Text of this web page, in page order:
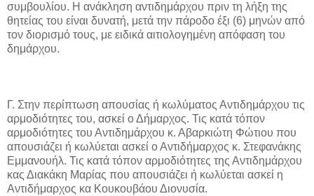
συμβουλίου. Η ανάκληση αντιδημάρχου πριν τη λήξη της
θητείας του είναι δυνατή, μετά την πάροδο έξι (6) μηνών από
τον διορισμό τους, με ειδικά αιτιολογημένη απόφαση του
δημάρχου.
Γ. Στην περίπτωση απουσίας ή κωλύματος Αντιδημάρχου τις
αρμοδιότητες του, ασκεί ο Δήμαρχος. Τις κατά τόπον
αρμοδιότητες του Αντιδημάρχου κ. Αβαρκιώτη Φώτιου που
απουσιάζει ή κωλύεται ασκεί ο Αντιδήμαρχος κ. Στεφανάκης
Εμμανουήλ. Τις κατά τόπον αρμοδιότητες της Αντιδημάρχου
κας Διακάκη Μαρίας που απουσιάζει ή κωλύεται ασκεί η
Αντιδήμαρχος κα Κουκουβάου Διονυσία.